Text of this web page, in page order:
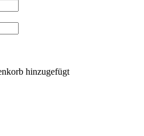
hinzugefügt